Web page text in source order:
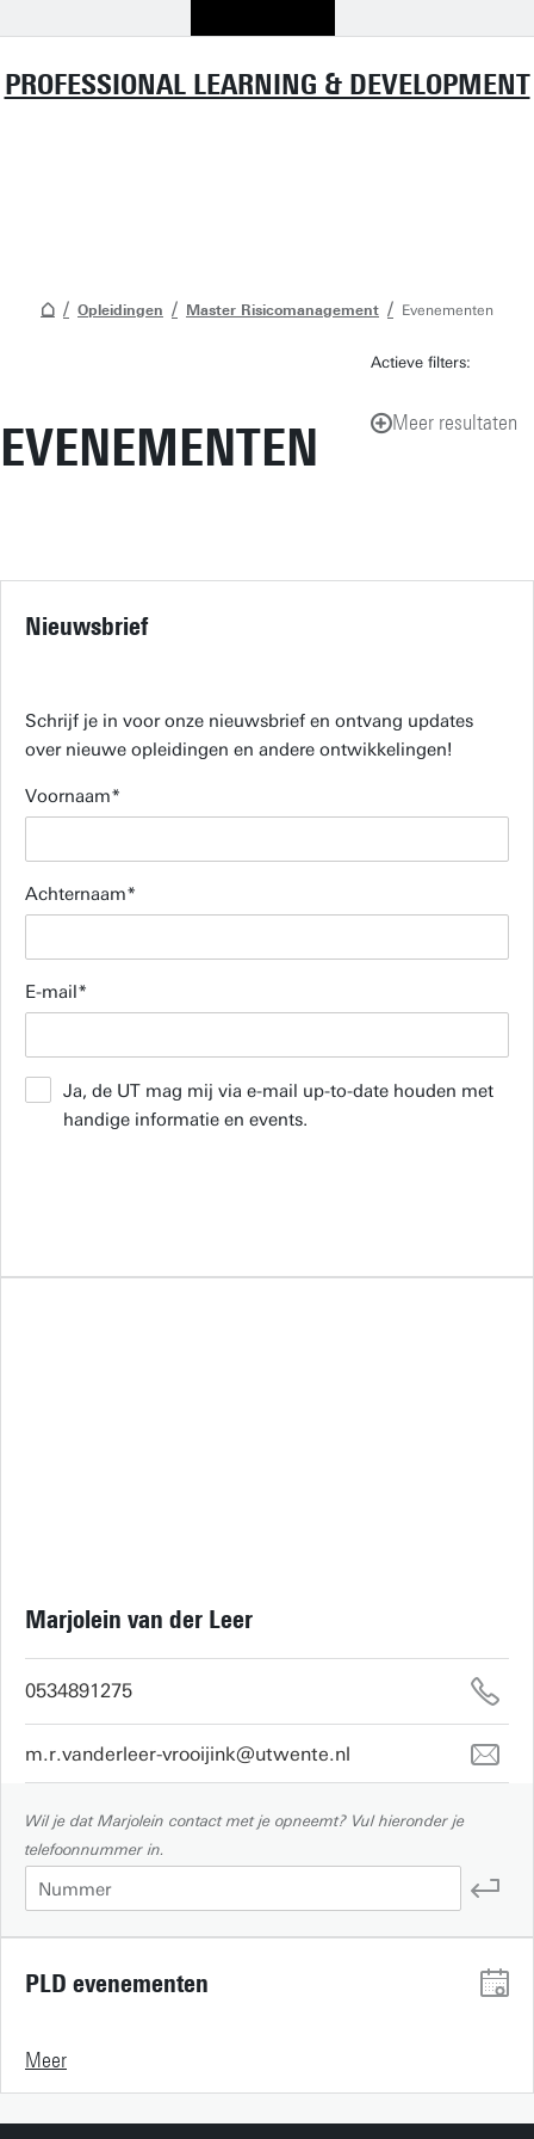
PROFESSIONAL LEARNING & DEVELOPMENT
Opleidingen Master Risicomanagement Evenementen
EVENEMENTEN
Actieve filters:
Meer resultaten
Nieuwsbrief
Schrijf je in voor onze nieuwsbrief en ontvang updates
over nieuwe opleidingen en andere ontwikkelingen!
Voornaam
Achternaam
E-mail
Ja, de UT mag mij via e-mail up-to-date houden met
handige informatie en events.
Marjolein van der Leer
0534891275
m.r.vanderleer-vrooijink@utwente.nl
Wil je dat Marjolein contact met je opneemt? Vul hieronder je
telefoonnummer in.
PLD evenementen
Meer